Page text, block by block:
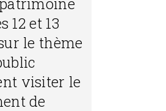
12 et 13
le thème
visiter le
de